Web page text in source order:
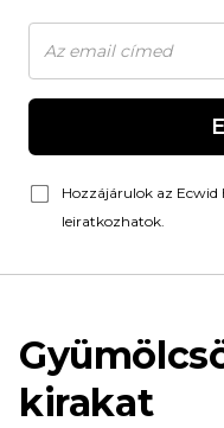
Hozzájárulok az
leiratkozhatok.
kirakat